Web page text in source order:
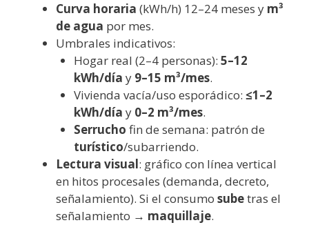
Curva horaria (kWh/h) 12–24 meses y m³
de agua por mes.
Umbrales indicativos:
Hogar real (2–4 personas): 5–12
kWh/día y 9–15 m³/mes.
Vivienda vacía/uso esporádico: ≤1–2
kWh/día y 0–2 m³/mes.
Serrucho fin de semana: patrón de
turístico/subarriendo.
Lectura visual: gráfico con línea vertical
en hitos procesales (demanda, decreto,
señalamiento). Si el consumo subetras el
señalamiento → maquillaje.